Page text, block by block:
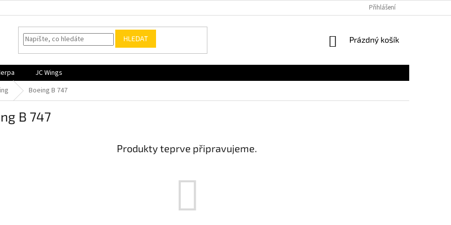
Přihlášení
HLEDAT
NÁKUPNÍ
Prázdný košík
JC Wings
Boeing B 747
B 747
Produkty teprve připravujeme.